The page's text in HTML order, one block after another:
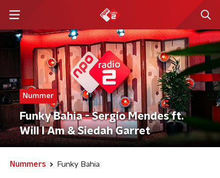
Nummer
Funky Bahia - Sergio Mendes ft.
Will I Am & Siedah Garret
Nummers Funky Bahia